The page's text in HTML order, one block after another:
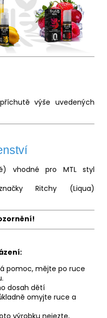
výše uvedených
vhodné pro MTL styl
Ritchy (Liqua)
pomoc, mějte po ruce
dosah dětí
omyjte ruce a